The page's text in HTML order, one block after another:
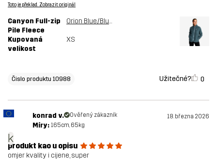
Toto je překlad. Zobrazit originál
Canyon Full-zip
Pile Fleece
Orion Blue/Blue Mirage
Kupovaná
velikost
XS
Čislo produktu 10988 Užitečné? 0
k
konrad v. Ověřený zákazník 18. března 2026
Míry: 165cm, 65kg
produkt kao u opisu
omjer kvality i cijene, super